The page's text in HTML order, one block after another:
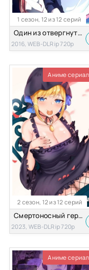
1 сезон, 12 из 12 серий
Один из отвергнутых: Изгой [ТВ-1]
2016, WEB-DLRip 720p
Аниме сериал
2 сезон, 12 из 12 серий
Смертоносный герцог и его чёрная горничная 2 Сезон
2023, WEB-DLRip 720p
Аниме сериал